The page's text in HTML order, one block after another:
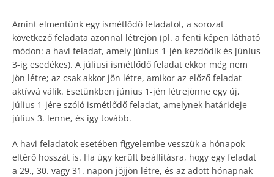
Amint elmentünk egy ismétlődő feladatot, a sorozat
következő feladata azonnal létrejön (pl. a fenti képen látható
módon: a havi feladat, amely június 1-jén kezdődik és június
3-ig esedékes). A júliusi ismétlődő feladat ekkor még nem
jön létre; az csak akkor jön létre, amikor az előző feladat
aktívvá válik. Esetünkben június 1-jén létrejönne egy új,
július 1-jére szóló ismétlődő feladat, amelynek határideje
július 3. lenne, és így tovább.
A havi feladatok esetében figyelembe vesszük a hónapok
eltérő hosszát is. Ha úgy került beállításra, hogy egy feladat
a 29., 30. vagy 31. napon jöjjön létre, és az adott hónapnak